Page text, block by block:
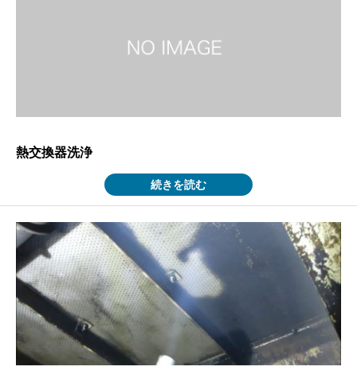
熱交換器洗浄
続きを読む